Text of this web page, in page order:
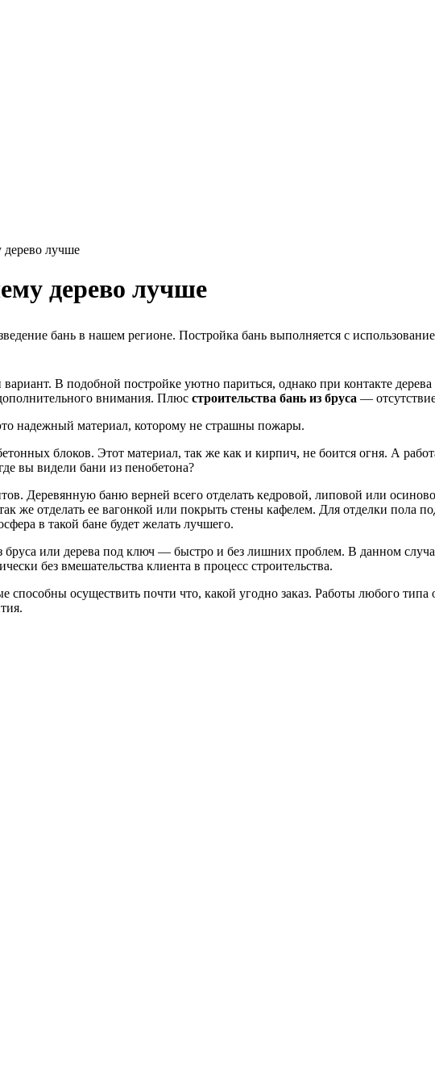
дерево лучше
дерево лучше
бань в нашем регионе. Постройка бань выполняется с
В подобной постройке уютно париться, однако при контакте
внимания. Плюс строительства бань из бруса —
надежный материал, которому не страшны пожары.
блоков. Этот материал, так же как и кирпич, не боится огня. А
вы видели бани из пенобетона?
Деревянную баню верней всего отделать кедровой, липовой или
же отделать ее вагонкой или покрыть стены кафелем. Для отделки пола
в такой бане будет желать лучшего.
или дерева под ключ — быстро и без лишних проблем. В данном
без вмешательства клиента в процесс строительства.
способны осуществить почти что, какой угодно заказ. Работы любого